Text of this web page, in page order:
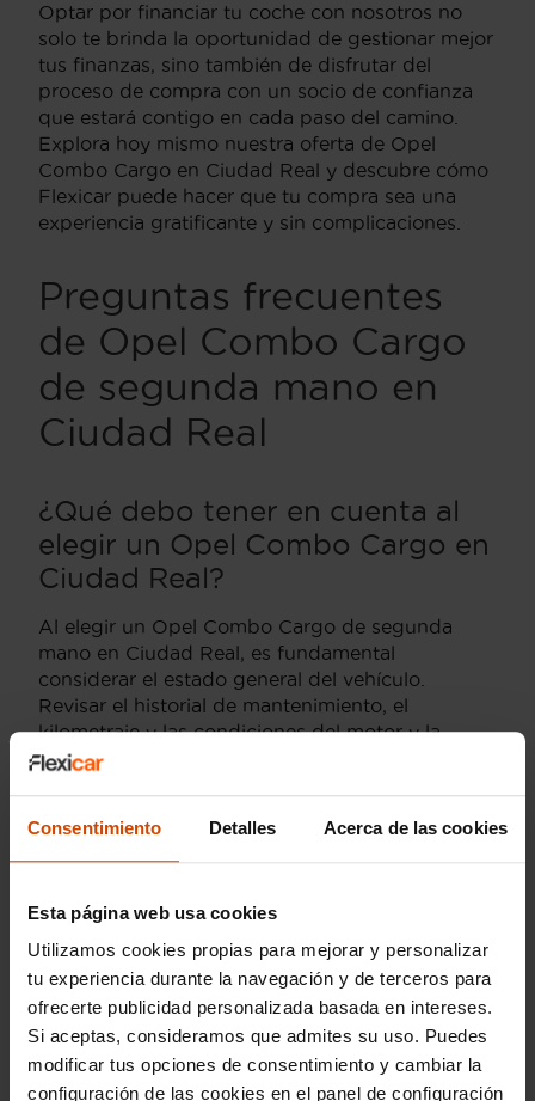
Consentimiento Detalles Acerca de las cookies
Esta página web usa cookies
Utilizamos cookies propias para mejorar y personalizar
tu experiencia durante la navegación y de terceros para
ofrecerte publicidad personalizada basada en intereses.
Si aceptas, consideramos que admites su uso. Puedes
modificar tus opciones de consentimiento y cambiar la
configuración de las cookies en el panel de configuración
Optar por financiar tu coche con nosotros no
solo te brinda la oportunidad de gestionar mejor
tus finanzas, sino también de disfrutar del
proceso de compra con un socio de confianza
que estará contigo en cada paso del camino.
Explora hoy mismo nuestra oferta de Opel
Combo Cargo en Ciudad Real y descubre cómo
Flexicar puede hacer que tu compra sea una
experiencia gratificante y sin complicaciones.
Preguntas frecuentes
de Opel Combo Cargo
de segunda mano en
Ciudad Real
¿Qué debo tener en cuenta al
elegir un Opel Combo Cargo en
Ciudad Real?
Al elegir un Opel Combo Cargo de segunda
mano en Ciudad Real, es fundamental
considerar el estado general del vehículo.
Revisar el historial de mantenimiento, el
kilometraje y las condiciones del motor y la
transmisión son aspectos clave. También es
comerciales.
Especificaciones de un Opel
Combo Cargo en Ciudad Real
El Opel Combo Cargo es conocido por su
versatilidad y eficiencia. Este modelo suele estar
equipado con motores diésel o gasolina,
ofreciendo potencias que oscilan entre los 75 y
130 CV. Su interior es espacioso, con capacidad